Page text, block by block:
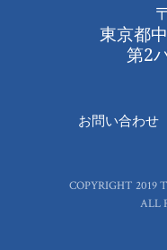
東京都
第2
お問い合わせ
COPYRIGHT 2019
ALL